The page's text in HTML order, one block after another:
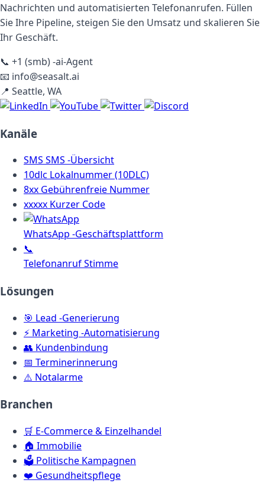
Nachrichten und automatisierten Telefonanrufen. Füllen
Sie Ihre Pipeline, steigen Sie den Umsatz und skalieren Sie
Ihr Geschäft.
📞 +1 (smb) -ai-Agent
📧 info@seasalt.ai
📍 Seattle, WA
Kanäle
SMS SMS -Übersicht
10dlc Lokalnummer (10DLC)
8xx Gebührenfreie Nummer
xxxxx Kurzer Code
WhatsApp -Geschäftsplattform
📞
Telefonanruf Stimme
Lösungen
🎯 Lead -Generierung
⚡ Marketing -Automatisierung
👥 Kundenbindung
📅 Terminerinnerung
⚠️ Notalarme
Branchen
🛒 E-Commerce & Einzelhandel
🏠 Immobilie
🗳️ Politische Kampagnen
❤️ Gesundheitspflege